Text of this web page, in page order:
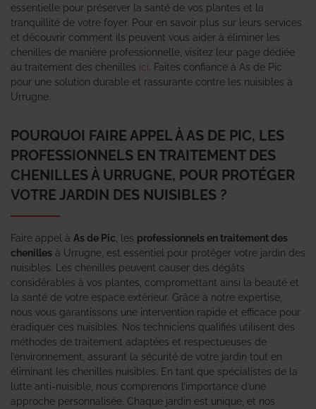
essentielle pour préserver la santé de vos plantes et la
tranquillité de votre foyer. Pour en savoir plus sur leurs services
et découvrir comment ils peuvent vous aider à éliminer les
chenilles de manière professionnelle, visitez leur page dédiée
au traitement des chenilles ici . Faites confiance à As de Pic
pour une solution durable et rassurante contre les nuisibles à
Urrugne.
POURQUOI FAIRE APPEL À AS DE PIC, LES
PROFESSIONNELS EN TRAITEMENT DES
CHENILLES À URRUGNE, POUR PROTÉGER
VOTRE JARDIN DES NUISIBLES ?
Faire appel à As de Pic , les professionnels en traitement des
chenilles à Urrugne, est essentiel pour protéger votre jardin des
nuisibles. Les chenilles peuvent causer des dégâts
considérables à vos plantes, compromettant ainsi la beauté et
la santé de votre espace extérieur. Grâce à notre expertise,
nous vous garantissons une intervention rapide et efficace pour
éradiquer ces nuisibles. Nos techniciens qualifiés utilisent des
méthodes de traitement adaptées et respectueuses de
l’environnement, assurant la sécurité de votre jardin tout en
éliminant les chenilles nuisibles. En tant que spécialistes de la
lutte anti-nuisible, nous comprenons l’importance d’une
approche personnalisée. Chaque jardin est unique, et nos